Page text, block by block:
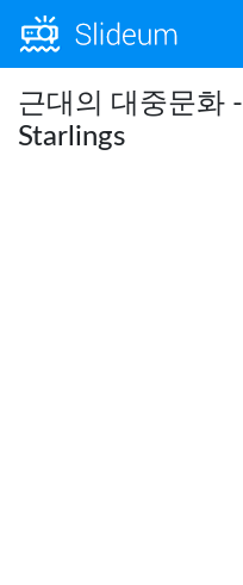
근대의 대중문화 -
Starlings